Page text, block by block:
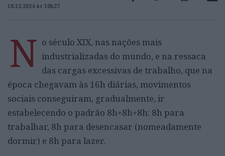
18.12.2024 às 10h27
N o século XIX, nas nações mais
industrializadas do mundo, e na ressaca
das cargas excessivas de trabalho, que na
época chegavam às 16h diárias, movimentos
sociais conseguiram, gradualmente, ir
estabelecendo o padrão 8h+8h+8h: 8h para
trabalhar, 8h para desencasar (nomeadamente
dormir) e 8h para lazer.